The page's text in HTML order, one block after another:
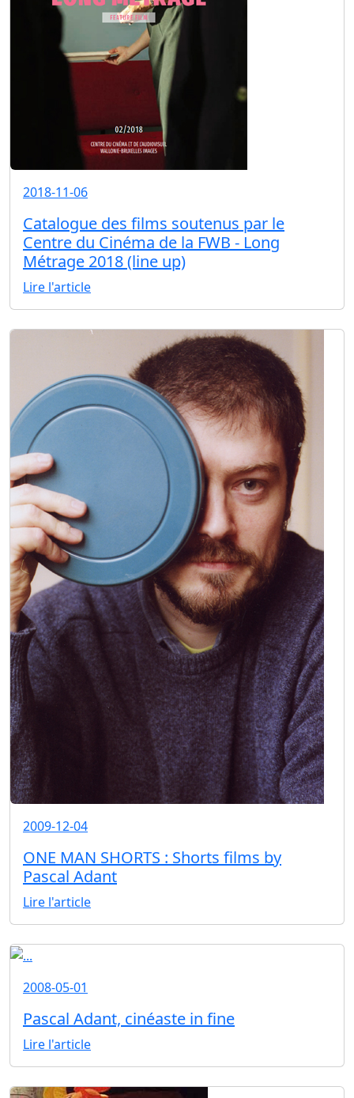
2018-11-06
Catalogue des films soutenus par le
Centre du Cinéma de la FWB - Long
Métrage 2018 (line up)
Lire l'article
2009-12-04
ONE MAN SHORTS : Shorts films by
Pascal Adant
Lire l'article
2008-05-01
Pascal Adant, cinéaste in fine
Lire l'article